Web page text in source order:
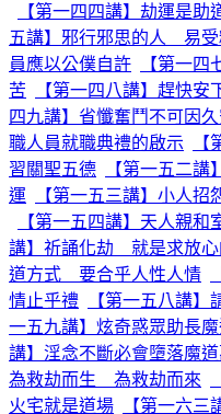
【第一四四講】劫運是
五講】邪行邪思的人 易受
員應以公僕自許
【第一
苦
【第一四八講】趕快
四九講】省懺奮鬥不可因
職人員就職典禮的啟示
習關聖五德
【第一五二
運
【第一五三講】小人
【第一五四講】天人親
講】祈誦化劫 就是求放心
道方式 要合乎人性人情
情止乎禮
【第一五八講
一五九講】炫奇惑眾助長
講】淫念不斷必會墮落魔
為救劫而生 為救劫而來
火宅就是道場
【第一六